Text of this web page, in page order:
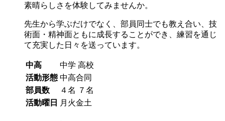
素晴らしさを体験してみませんか。
先生から学ぶだけでなく、部員同士でも教え合い、技
術面・精神面ともに成長することができ、練習を通じ
て充実した日々を送っています。
中高 中学 高校
活動形態 中高合同
部員数
４名 ７名
活動曜日
月火金土